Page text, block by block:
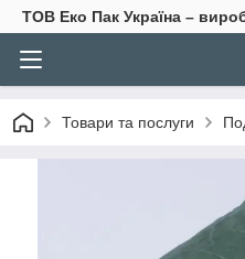
ТОВ Еко Пак Україна –
Товари та послуги